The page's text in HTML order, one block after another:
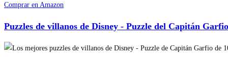
Comprar en Amazon
Puzzles de villanos de Disney - Puzzle del Capitán